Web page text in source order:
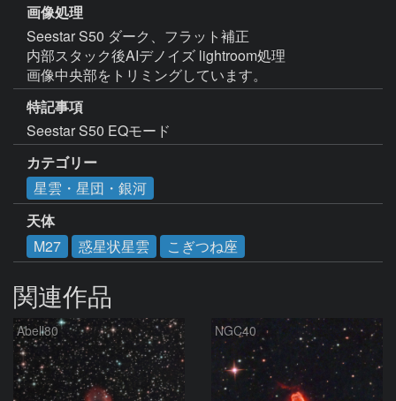
画像処理
Seestar S50 ダーク、フラット補正
内部スタック後AIデノイズ lightroom処理
画像中央部をトリミングしています。
特記事項
カテゴリー
星雲・星団・銀河
天体
M27
惑星状星雲 こぎつね座
関連作品
Abell80 NGC40